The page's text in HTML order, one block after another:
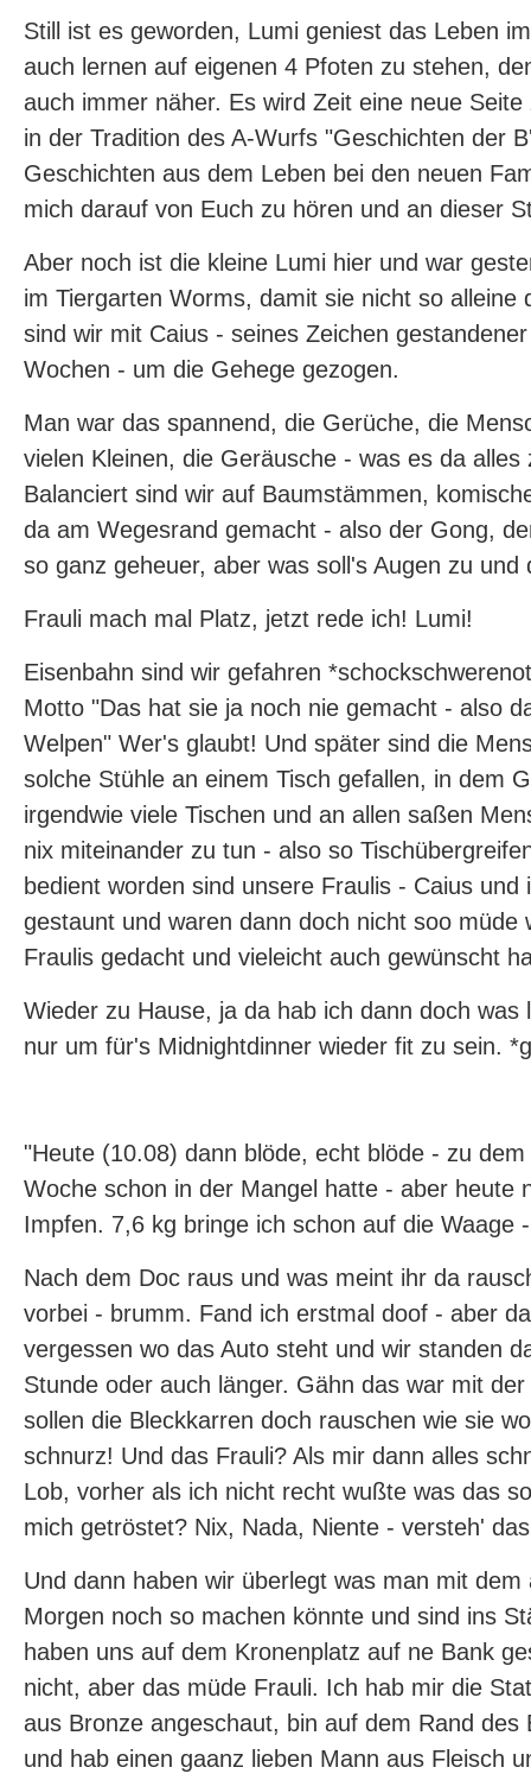
Still ist es geworden, Lumi geniest das Leben
auch lernen auf eigenen 4 Pfoten zu stehen,
auch immer näher. Es wird Zeit eine neue
in der Tradition des A-Wurfs "Geschichten der
Geschichten aus dem Leben bei den neuen
mich darauf von Euch zu hören und an dieser
Aber noch ist die kleine Lumi hier und war
im Tiergarten Worms, damit sie nicht so alleine
sind wir mit Caius - seines Zeichen
Wochen - um die Gehege gezogen.
Man war das spannend, die Gerüche, die
vielen Kleinen, die Geräusche - was es da alles
Balanciert sind wir auf Baumstämmen,
da am Wegesrand gemacht - also der Gong,
so ganz geheuer, aber was soll's Augen zu und
Frauli mach mal Platz, jetzt rede ich! Lumi!
Eisenbahn sind wir gefahren
Motto "Das hat sie ja noch nie gemacht - also
Welpen" Wer's glaubt! Und später sind die
solche Stühle an einem Tisch gefallen, in dem
irgendwie viele Tischen und an allen saßen
nix miteinander zu tun - also so
bedient worden sind unsere Fraulis - Caius und
gestaunt und waren dann doch nicht soo müde
Fraulis gedacht und vieleicht auch gewünscht
Wieder zu Hause, ja da hab ich dann doch was
nur um für's Midnightdinner wieder fit zu sein.
"Heute (10.08) dann blöde, echt blöde - zu
Woche schon in der Mangel hatte - aber heute
Impfen. 7,6 kg bringe ich schon auf die Waage
Nach dem Doc raus und was meint ihr da
vorbei - brumm. Fand ich erstmal doof - aber
vergessen wo das Auto steht und wir standen
Stunde oder auch länger. Gähn das war mit
sollen die Bleckkarren doch rauschen wie sie
schnurz! Und das Frauli? Als mir dann alles
Lob, vorher als ich nicht recht wußte was das
mich getröstet? Nix, Nada, Niente - versteh'
Und dann haben wir überlegt was man mit dem
Morgen noch so machen könnte und sind ins
haben uns auf dem Kronenplatz auf ne Bank
nicht, aber das müde Frauli. Ich hab mir die
aus Bronze angeschaut, bin auf dem Rand des
und hab einen gaanz lieben Mann aus Fleisch